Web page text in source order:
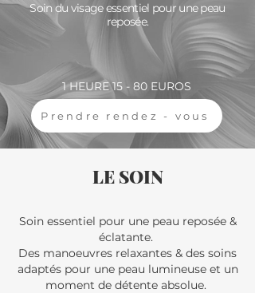
Soin du visage essentiel pour une peau
reposée.
1 HEURE 15 - 80 EUROS
Prendre rendez - vous
LE SOIN
Soin essentiel pour une peau reposée &
éclatante.
Des manoeuvres relaxantes & des soins
adaptés pour une peau lumineuse et un
moment de détente absolue.